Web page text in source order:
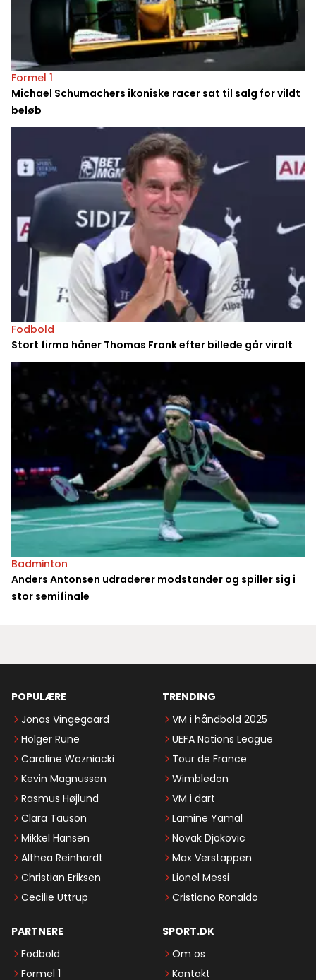
Formel 1
Michael Schumachers ikoniske racer sat til salg for vildt
beløb
Fodbold
Stort firma håner Thomas Frank efter billede går viralt
Badminton
Anders Antonsen udraderer modstander og spiller sig i
stor semifinale
POPULÆRE
Jonas Vingegaard
Holger Rune
Caroline Wozniacki
Kevin Magnussen
Rasmus Højlund
Clara Tauson
Mikkel Hansen
Althea Reinhardt
Christian Eriksen
Cecilie Uttrup
TRENDING
VM i håndbold 2025
UEFA Nations League
Tour de France
Wimbledon
VM i dart
Lamine Yamal
Novak Djokovic
Max Verstappen
Lionel Messi
Cristiano Ronaldo
PARTNERE
Fodbold
Formel 1
SPORT.DK
Om os
Kontakt